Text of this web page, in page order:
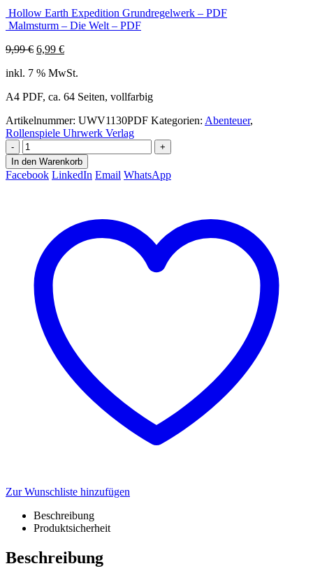
Hollow Earth Expedition Grundregelwerk – PDF
Malmsturm – Die Welt – PDF
9,99€ Ursprünglicher
war:
6,99 €Aktueller
ist:
inkl. 7 % MwSt.
A4 PDF, ca. 64 Seiten, vollfarbig
Artikelnummer: UWV1130PDF Kategorien: Abenteuer,
Rollenspiele Uhrwerk Verlag
-
+
In den Warenkorb
Facebook LinkedIn Email WhatsApp
Zur Wunschliste hinzufügen
Beschreibung
Produktsicherheit
Beschreibung